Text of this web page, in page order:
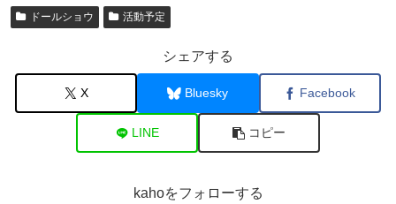
ドールショウ 活動予定
シェアする
X Bluesky Facebook
LINE コピー
kahoをフォローする